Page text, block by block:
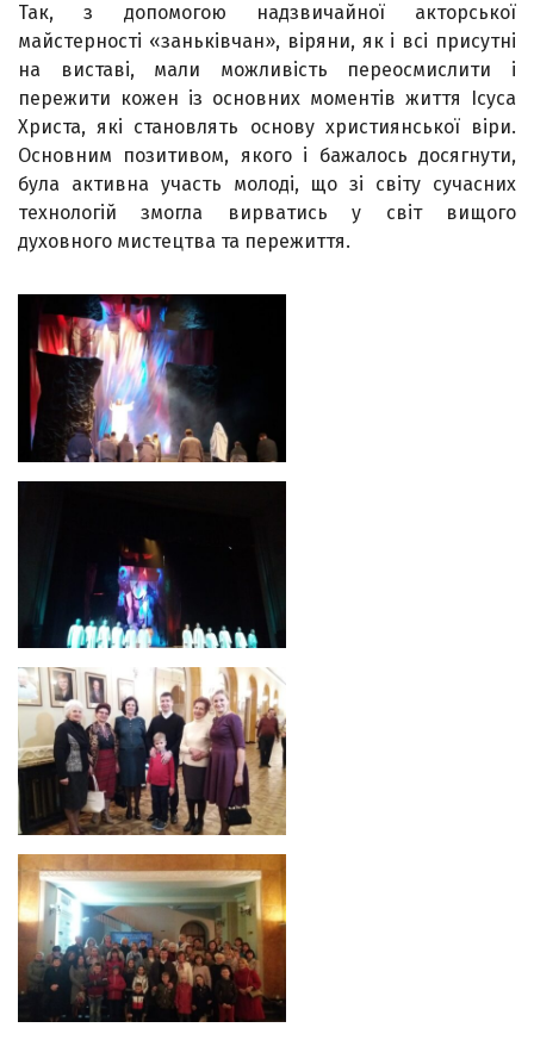
Так, з допомогою надзвичайної акторської
майстерності «заньківчан», віряни, як і всі присутні
на виставі, мали можливість переосмислити і
пережити кожен із основних моментів життя Ісуса
Христа, які становлять основу християнської віри.
Основним позитивом, якого і бажалось досягнути,
була активна участь молоді, що зі світу сучасних
технологій змогла вирватись у світ вищого
духовного мистецтва та пережиття.